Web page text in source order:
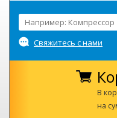
Свяжитесь с нами
В
на